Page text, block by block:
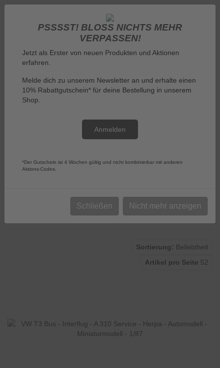
Anmelden
Herpa-Sammlermodelle und
Herpa Flugzeug Modelle
Sortierung: Beliebtheit
Artikel pro Seite 52
PSSSST! BLOSS NICHTS MEHR V
ERPASSEN!
Jetzt als Erster von neuen Produkten und Aktionen
erfahren.
Melde dich zu unserem Newsletter an und erhalte einen
10% Rabattgutschein* für deine Bestellung in unserem
Shop.
Anmelden
*Der Gutschein ist 4 Wochen gültig und nicht kombinierbar mit anderen
Aktions-Codes.
Schließen Nicht mehr anzeigen